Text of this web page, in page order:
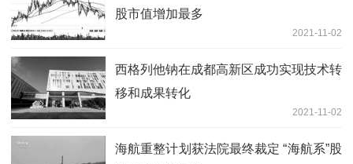
股市值增加最多
2021-11-02
西格列他钠在成都高新区成功实现技术转
移和成果转化
2021-11-02
海航重整计划获法院最终裁定 “海航系”股